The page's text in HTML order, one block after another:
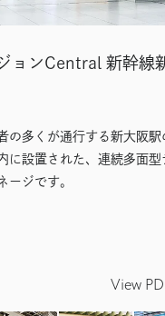
ョンCentral 新幹線
の多くが通行する新大阪駅
に設置された、連続多面型
ージです。
View